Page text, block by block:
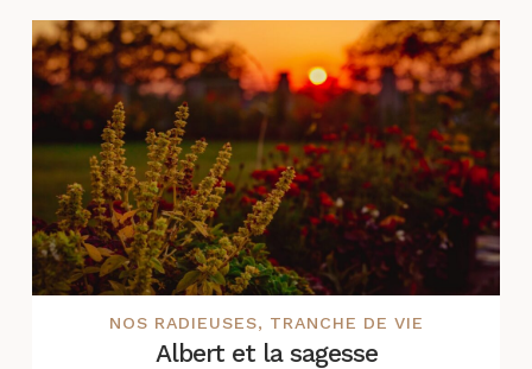
NOS RADIEUSES, TRANCHE DE VIE
Albert et la sagesse